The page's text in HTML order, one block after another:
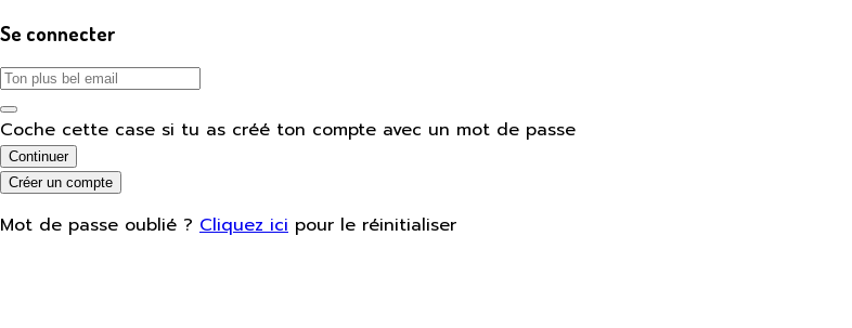
Se connecter
Coche cette case si tu as créé ton compte avec un mot de passe
Continuer
Créer un compte
Mot de passe oublié ? Cliquez ici pour le réinitialiser